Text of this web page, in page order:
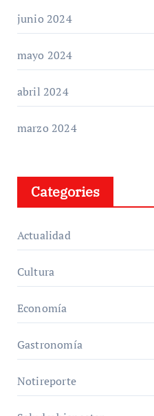
junio 2024
mayo 2024
abril 2024
marzo 2024
Categories
Actualidad
Cultura
Economía
Gastronomía
Notireporte